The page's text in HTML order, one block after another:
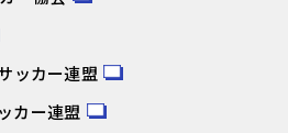
ッカー連盟
カー連盟